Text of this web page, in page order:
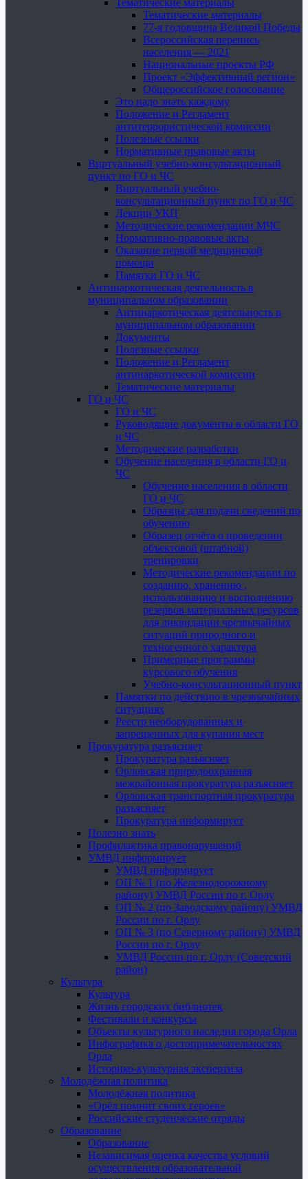
Тематические материалы
Тематические материалы
77-я годовщина Великой Победы
Всероссийская перепись
населения — 2021
Национальные проекты РФ
Проект «Эффективный регион»
Общероссийское голосование
Это надо знать каждому
Положение и Регламент
антитеррористической комиссии
Полезные ссылки
Нормативные правовые акты
Виртуальный учебно-консультационный
пункт по ГО и ЧС
Виртуальный учебно-
консультационный пункт по ГО и ЧС
Лекции УКП
Методические рекомендации МЧС
Нормативно-правовые акты
Оказание первой медицинской
помощи
Памятки ГО и ЧС
Антинаркотическая деятельность в
муниципальном образовании
Антинаркотическая деятельность в
муниципальном образовании
Документы
Полезные ссылки
Положение и Регламент
антинаркотической комиссии
Тематические материалы
ГО и ЧС
ГО и ЧС
Руководящие документы в области ГО
и ЧС
Методические разработки
Обучение населения в области ГО и
ЧС
Обучение населения в области
ГО и ЧС
Образцы для подачи сведений по
обучению
Образец отчёта о проведении
объектовой (штабной)
тренировки
Методические рекомендации по
созданию, хранению ,
использованию и восполнению
резервов материальных ресурсов
для ликвидации чрезвычайных
ситуаций природного и
техногенного характера
Примерные программы
курсового обучения
Учебно-консультационный пункт
Памятки по действию в чрезвычайных
ситуациях
Реестр необорудованных и
запрещенных для купания мест
Прокуратура разъясняет
Прокуратура разъясняет
Орловская природоохранная
межрайонная прокуратура разъясняет
Орловская транспортная прокуратура
разъясняет
Прокуратура информирует
Полезно знать
Профилактика правонарушений
УМВД информирует
УМВД информирует
ОП № 1 (по Железнодорожному
району) УМВД России по г. Орлу
ОП № 2 (по Заводскому району) УМВД
России по г. Орлу
ОП № 3 (по Северному району) УМВД
России по г. Орлу
УМВД России по г. Орлу (Советский
район)
Культура
Культура
Жизнь городских библиотек
Фестивали и конкурсы
Объекты культурного наследия города Орла
Инфографика о достопримечательностях
Орла
Историко-культурная экспертиза
Молодёжная политика
Молодёжная политика
«Орёл помнит своих героев»
Российские студенческие отряды
Образование
Образование
Независимая оценка качества условий
осуществления образовательной